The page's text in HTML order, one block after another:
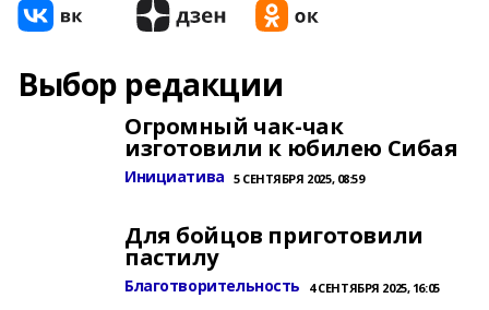
Выбор редакции
Огромный чак-чак
изготовили к юбилею Сибая
Инициатива 5 СЕНТЯБРЯ 2025, 08:59
Для бойцов приготовили
пастилу
Благотворительность 4 СЕНТЯБРЯ 2025, 16:05